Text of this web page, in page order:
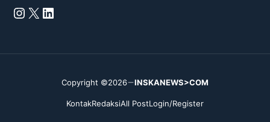
Instagram
X LinkedIn
Copyright ©2026 INSKANEWS>COM
KontakRedaksiAll PostLogin/Register